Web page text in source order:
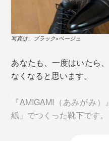
写真は、ブラック×ベージュ
あなたも、一度はいたら
なくなると思います。
『AMIGAMI（あみがみ
紙」でつくった靴下です。